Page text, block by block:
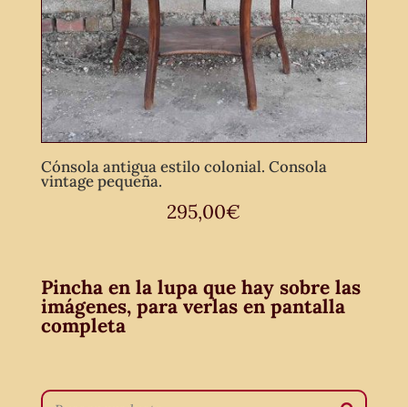
Cónsola antigua estilo colonial. Consola
vintage pequeña.
295,00€
Pincha en la lupa que hay sobre las
imágenes, para verlas en pantalla
completa